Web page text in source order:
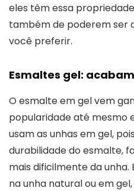
eles têm essa
também de poderem ser
você preferir.
Esmaltes gel:
O esmalte em gel vem
popularidade até mesmo
usam as unhas em gel,
durabilidade do esmalte,
mais dificilmente da
na unha natural ou em